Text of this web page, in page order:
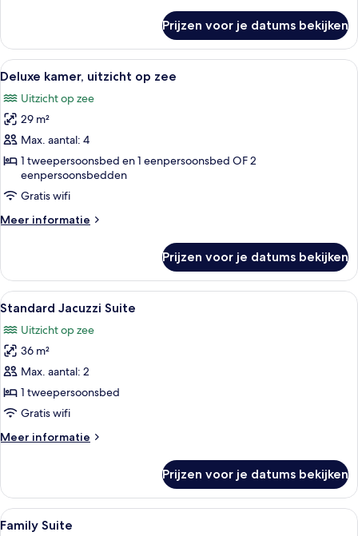
kamer,
gedeeltelijk
uitzicht
zee
Prijzen voor je datums bekijken
Alle
foto's
voor
Deluxe
kamer,
uitzicht
zee
laden
Een hotelkamer met twee bedden,
7
Deluxe kamer, uitzicht op zee
Uitzicht op zee
29 m²
Max. aantal: 4
1 tweepersoonsbed en 1 eenpersoonsbed OF 2
eenpersoonsbedden
Gratis wifi
Meer informatie
Meer
kamer,
uitzicht
op
Prijzen voor je datums bekijken
Alle
foto's
voor
Standard
Jacuzzi
Suite
laden
Luxe beddengoed, een gratis
9
Standard Jacuzzi Suite
Uitzicht op zee
36 m²
Max. aantal: 2
1 tweepersoonsbed
Gratis wifi
Meer informatie
Meer
Jacuzzi
Suite
Prijzen voor je datums bekijken
Alle
Luxe beddengoed, een gratis
5
Family Suite